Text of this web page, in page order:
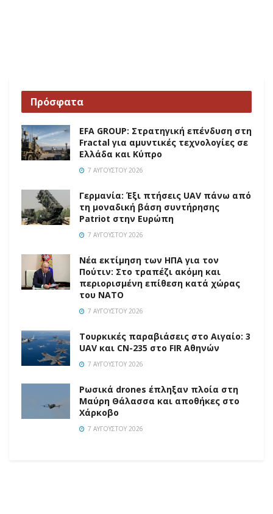
Πρόσφατα
EFA GROUP: Στρατηγική επένδυση στη
Fractal για αμυντικές τεχνολογίες σε
Ελλάδα και Κύπρο
7 ΑΥΓΟΎΣΤΟΥ 2026
Γερμανία: Έξι πτήσεις UAV πάνω από
τη μοναδική βάση συντήρησης
Patriot στην Ευρώπη
7 ΑΥΓΟΎΣΤΟΥ 2026
Νέα εκτίμηση των ΗΠΑ για τον
Πούτιν: Στο τραπέζι ακόμη και
περιορισμένη επίθεση κατά χώρας
του ΝΑΤΟ
7 ΑΥΓΟΎΣΤΟΥ 2026
Τουρκικές παραβιάσεις στο Αιγαίο: 3
UAV και CN-235 στο FIR Αθηνών
7 ΑΥΓΟΎΣΤΟΥ 2026
Ρωσικά drones έπληξαν πλοία στη
Μαύρη Θάλασσα και αποθήκες στο
Χάρκοβο
7 ΑΥΓΟΎΣΤΟΥ 2026